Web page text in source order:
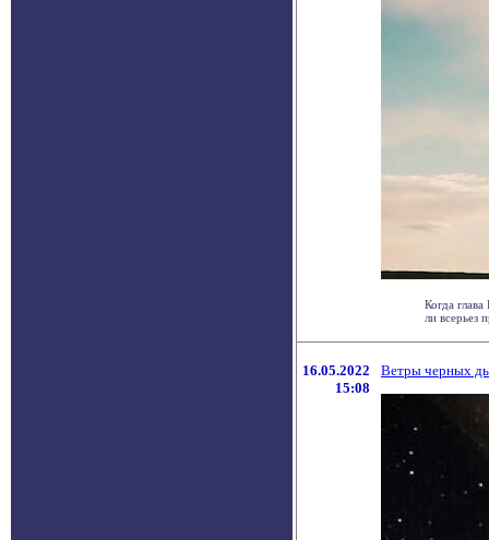
Когда
ли всерьез
16.05.2022
15:08
Ветры черных